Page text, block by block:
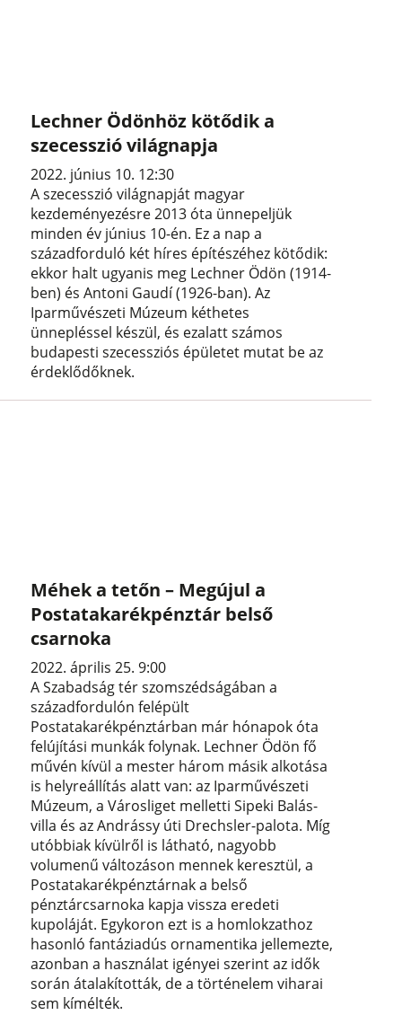
Lechner Ödönhöz kötődik a
szecesszió világnapja
2022. június 10. 12:30
A szecesszió világnapját magyar
kezdeményezésre 2013 óta ünnepeljük
minden év június 10-én. Ez a nap a
századforduló két híres építészéhez kötődik:
ekkor halt ugyanis meg Lechner Ödön (1914-
ben) és Antoni Gaudí (1926-ban). Az
Iparművészeti Múzeum kéthetes
ünnepléssel készül, és ezalatt számos
budapesti szecessziós épületet mutat be az
érdeklődőknek.
Méhek a tetőn – Megújul a
Postatakarékpénztár belső
csarnoka
2022. április 25. 9:00
A Szabadság tér szomszédságában a
századfordulón felépült
Postatakarékpénztárban már hónapok óta
felújítási munkák folynak. Lechner Ödön fő
művén kívül a mester három másik alkotása
is helyreállítás alatt van: az Iparművészeti
Múzeum, a Városliget melletti Sipeki Balás-
villa és az Andrássy úti Drechsler-palota. Míg
utóbbiak kívülről is látható, nagyobb
volumenű változáson mennek keresztül, a
Postatakarékpénztárnak a belső
pénztárcsarnoka kapja vissza eredeti
kupoláját. Egykoron ezt is a homlokzathoz
hasonló fantáziadús ornamentika jellemezte,
azonban a használat igényei szerint az idők
során átalakították, de a történelem viharai
sem kímélték.